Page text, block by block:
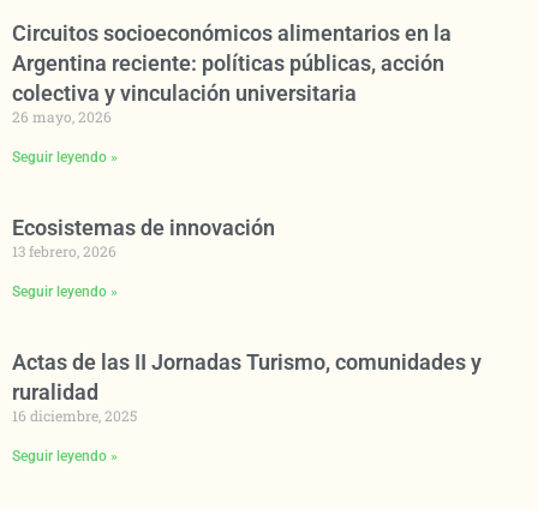
Circuitos socioeconómicos alimentarios en la
Argentina reciente: políticas públicas, acción
colectiva y vinculación universitaria
26 mayo, 2026
Seguir leyendo »
Ecosistemas de innovación
13 febrero, 2026
Seguir leyendo »
Actas de las II Jornadas Turismo, comunidades y
ruralidad
16 diciembre, 2025
Seguir leyendo »